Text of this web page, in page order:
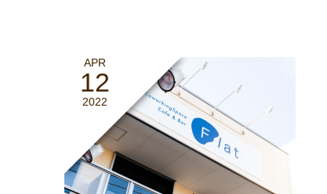
APR
12
2022